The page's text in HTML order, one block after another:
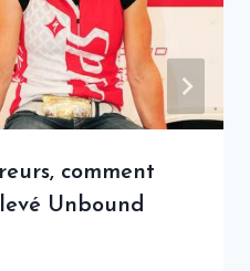
comment
Unbound